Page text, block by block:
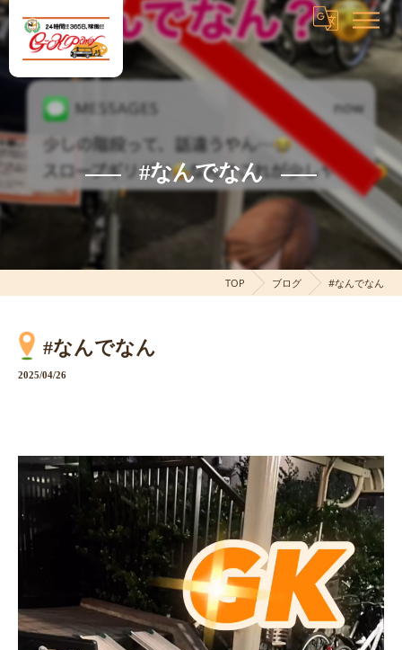
#なんでなん
TOP ブログ #なんでなん
#なんでなん
2025/04/26